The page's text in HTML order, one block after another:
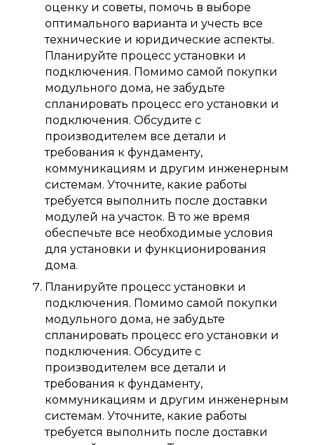
оценку и советы, помочь в выборе
оптимального варианта и учесть все
технические и юридические аспекты.
Планируйте процесс установки и
подключения. Помимо самой покупки
модульного дома, не забудьте
спланировать процесс его установки и
подключения. Обсудите с
производителем все детали и
требования к фундаменту,
коммуникациям и другим инженерным
системам. Уточните, какие работы
требуется выполнить после доставки
модулей на участок. В то же время
обеспечьте все необходимые условия
для установки и функционирования
дома.
Планируйте процесс установки и
подключения. Помимо самой покупки
модульного дома, не забудьте
спланировать процесс его установки и
подключения. Обсудите с
производителем все детали и
требования к фундаменту,
коммуникациям и другим инженерным
системам. Уточните, какие работы
требуется выполнить после доставки